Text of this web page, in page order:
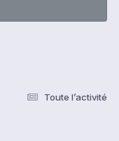
Toute l’activité